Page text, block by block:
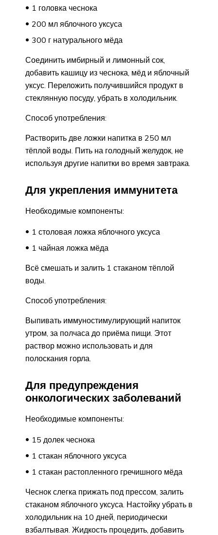
1 головка чеснока
200 мл яблочного уксуса
300 г натурального мёда
Соединить имбирный и лимонный сок,
добавить кашицу из чеснока, мёд и яблочный
уксус. Переложить получившийся продукт в
стеклянную посуду, убрать в холодильник.
Способ употребления:
Растворить две ложки напитка в 250 мл
тёплой воды. Пить на голодный желудок, не
используя другие напитки во время завтрака.
Для укрепления иммунитета
Необходимые компоненты:
1 столовая ложка яблочного уксуса
1 чайная ложка мёда
Всё смешать и залить 1 стаканом тёплой
воды.
Способ употребления:
Выпивать иммуностимулирующий напиток
утром, за полчаса до приёма пищи. Этот
раствор можно использовать и для
полоскания горла.
Для предупреждения
онкологических заболеваний
Необходимые компоненты:
15 долек чеснока
1 стакан яблочного уксуса
1 стакан растопленного гречишного мёда
Чеснок слегка прижать под прессом, залить
стаканом яблочного уксуса. Настойку убрать в
холодильник на 10 дней, периодически
взбалтывая. Жидкость процедить, добавить